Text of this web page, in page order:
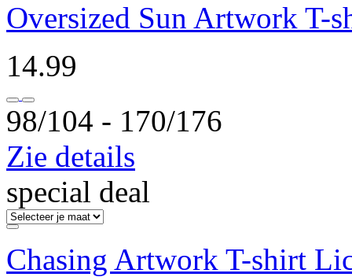
Oversized Sun Artwork T-
14.99
98/104 ‐ 170/176
Zie details
special deal
Chasing Artwork T-shirt